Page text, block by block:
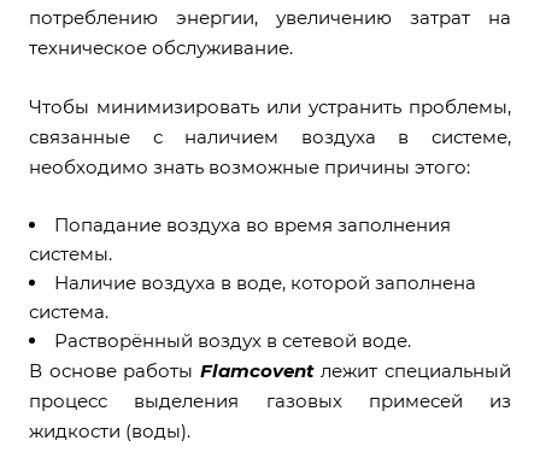
потреблению энергии, увеличению затрат на
техническое обслуживание.
Чтобы минимизировать или устранить проблемы,
связанные с наличием воздуха в системе,
необходимо знать возможные причины этого:
Попадание воздуха во время заполнения
системы.
Наличие воздуха в воде, которой заполнена
система.
Растворённый воздух в сетевой воде.
В основе работы Flamcoventлежит специальный
процесс выделения газовых примесей из
жидкости (воды).